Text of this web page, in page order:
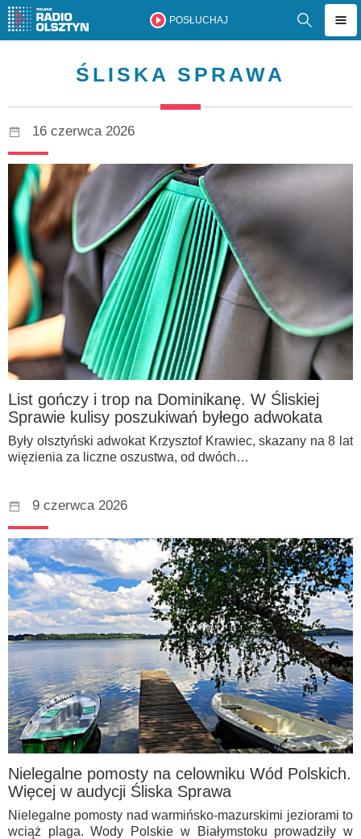
POSŁUCHAJ
ŚLISKA SPRAWA
16 czerwca 2026
List gończy i trop na Dominikanę. W Śliskiej
Sprawie kulisy poszukiwań byłego adwokata
Były olsztyński adwokat Krzysztof Krawiec, skazany na 8 lat
więzienia za liczne oszustwa, od dwóch…
9 czerwca 2026
Nielegalne pomosty na celowniku Wód Polskich.
Więcej w audycji Śliska Sprawa
Nielegalne pomosty nad warmińsko-mazurskimi jeziorami to
wciąż plaga. Wody Polskie w Białymstoku prowadziły w